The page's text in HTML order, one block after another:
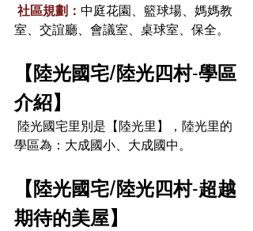
社區規劃： 中庭花園、籃球場、媽媽教
室、交誼廳、會議室、桌球室、保全。
【陸光國宅/陸光四村-學區
介紹】
學區為：大成國小、大成國中。
【陸光國宅/陸光四村-超越
期待的美屋】